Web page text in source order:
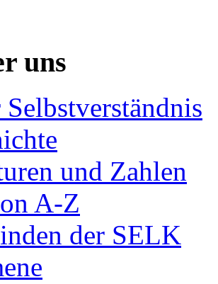
uns
Selbstverständnis
und Zahlen
A-Z
der SELK